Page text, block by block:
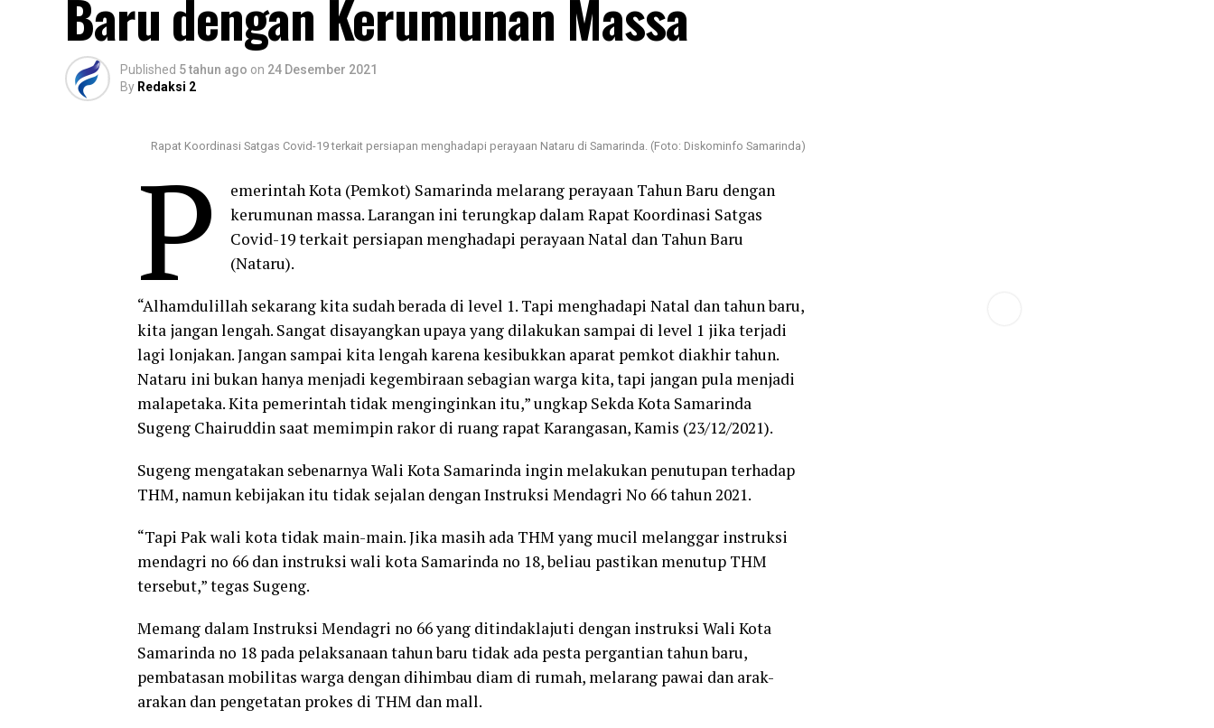
Baru dengan Kerumunan Massa
Published 5 tahun ago on 24 Desember 2021
By Redaksi 2
Rapat Koordinasi Satgas Covid-19 terkait persiapan menghadapi perayaan Nataru di Samarinda. (Foto: Diskominfo Samarinda)
P
emerintah Kota (Pemkot) Samarinda melarang perayaan Tahun Baru dengan
kerumunan massa. Larangan ini terungkap dalam Rapat Koordinasi Satgas
Covid-19 terkait persiapan menghadapi perayaan Natal dan Tahun Baru
(Nataru).
“Alhamdulillah sekarang kita sudah berada di level 1. Tapi menghadapi Natal dan tahun baru,
kita jangan lengah. Sangat disayangkan upaya yang dilakukan sampai di level 1 jika terjadi
lagi lonjakan. Jangan sampai kita lengah karena kesibukkan aparat pemkot diakhir tahun.
Nataru ini bukan hanya menjadi kegembiraan sebagian warga kita, tapi jangan pula menjadi
malapetaka. Kita pemerintah tidak menginginkan itu,” ungkap Sekda Kota Samarinda
Sugeng Chairuddin saat memimpin rakor di ruang rapat Karangasan, Kamis (23/12/2021).
Sugeng mengatakan sebenarnya Wali Kota Samarinda ingin melakukan penutupan terhadap
THM, namun kebijakan itu tidak sejalan dengan Instruksi Mendagri No 66 tahun 2021.
“Tapi Pak wali kota tidak main-main. Jika masih ada THM yang mucil melanggar instruksi
mendagri no 66 dan instruksi wali kota Samarinda no 18, beliau pastikan menutup THM
tersebut,” tegas Sugeng.
Memang dalam Instruksi Mendagri no 66 yang ditindaklajuti dengan instruksi Wali Kota
Samarinda no 18 pada pelaksanaan tahun baru tidak ada pesta pergantian tahun baru,
pembatasan mobilitas warga dengan dihimbau diam di rumah, melarang pawai dan arak-
arakan dan pengetatan prokes di THM dan mall.